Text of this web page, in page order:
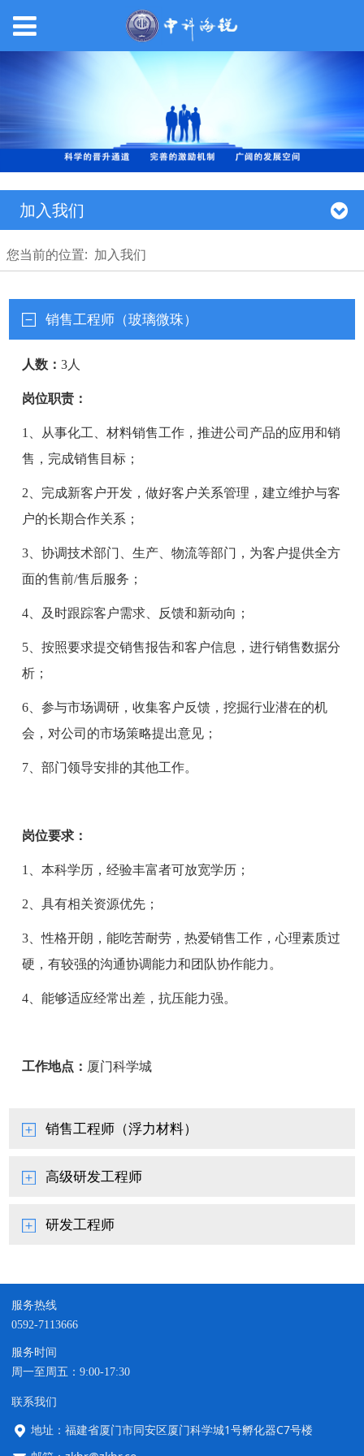
加入我们
您当前的位置: 加入我们
销售工程师（玻璃微珠）
人数： 3人
岗位职责：
1、从事化工、材料销售工作，推进公司产品的应用和销
售，完成销售目标；
2、完成新客户开发，做好客户关系管理，建立维护与客
户的长期合作关系；
3、协调技术部门、生产、物流等部门，为客户提供全方
面的售前/售后服务；
4、及时跟踪客户需求、反馈和新动向；
5、按照要求提交销售报告和客户信息，进行销售数据分
析；
6、参与市场调研，收集客户反馈，挖掘行业潜在的机
会，对公司的市场策略提出意见；
7、部门领导安排的其他工作。
岗位要求：
1、本科学历，经验丰富者可放宽学历；
2、具有相关资源优先；
3、性格开朗，能吃苦耐劳，热爱销售工作，心理素质过
硬，有较强的沟通协调能力和团队协作能力。
4、能够适应经常出差，抗压能力强。
工作地点： 厦门科学城
销售工程师（浮力材料）
高级研发工程师
研发工程师
服务热线
0592-7113666
服务时间
周一至周五：9:00-17:30
联系我们
地址：福建省厦门市同安区厦门科学城1号孵化器C7号楼